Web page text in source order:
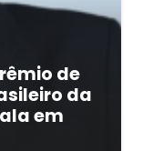
de
da
em